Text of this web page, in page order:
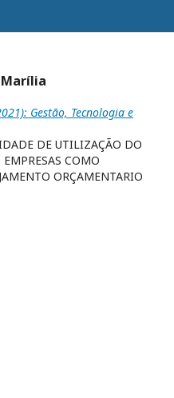
Marília
Gestão, Tecnologia e
DE UTILIZAÇÃO DO
COMO
ORÇAMENTARIO